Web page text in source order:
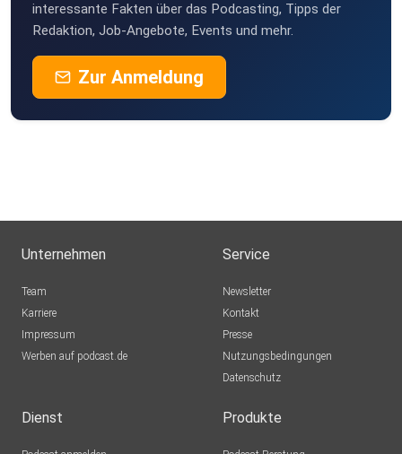
interessante Fakten über das Podcasting, Tipps der
Redaktion, Job-Angebote, Events und mehr.
Zur Anmeldung
Unternehmen
Team
Karriere
Impressum
Werben auf podcast.de
Service
Newsletter
Kontakt
Presse
Nutzungsbedingungen
Datenschutz
Dienst Produkte